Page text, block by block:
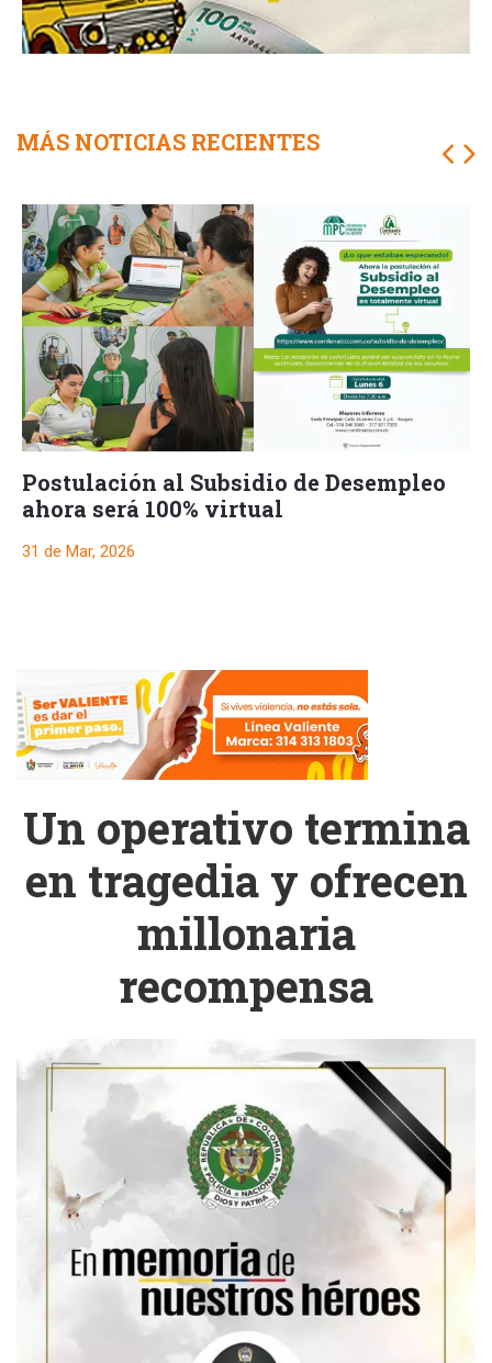
MÁS NOTICIAS RECIENTES
Postulación al Subsidio de Desempleo
ahora será 100% virtual
31 de Mar, 2026
Un operativo termina
en tragedia y ofrecen
millonaria
recompensa